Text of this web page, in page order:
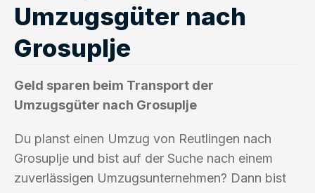
Umzugsgüter nach
Grosuplje
Geld sparen beim Transport der
Umzugsgüter nach Grosuplje
Du planst einen Umzug von Reutlingen nach
Grosuplje und bist auf der Suche nach einem
zuverlässigen Umzugsunternehmen? Dann bist